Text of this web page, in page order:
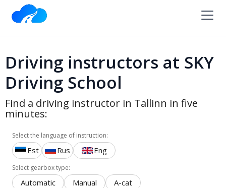
Driving instructors at SKY
Driving School
Find a driving instructor in Tallinn in five
minutes:
Select the language of instruction:
Est Rus Eng
Select gearbox type:
Automatic Manual A-cat